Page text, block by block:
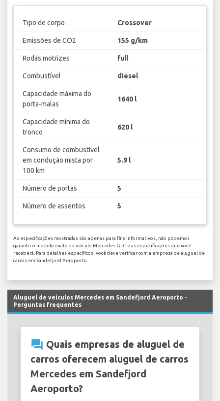
Tipo de corpo Crossover
Emissões de CO2 155 g/km
Rodas motrizes full
Combustível diesel
Capacidade máxima do
porta-malas
1640 l
Capacidade mínima do
tronco
620 l
Consumo de combustível
em condução mista por
100 km
5.9 l
Número de portas 5
Número de assentos 5
As especificações mostradas são apenas para fins informativos, não podemos
garantir o modelo exato do veículo Mercedes GLC e as especificações que você
receberá. Para detalhes específicos, você deve verificar com a empresa de aluguel de
carros em Sandefjord Aeroporto.
Aluguel de veículos Mercedes em Sandefjord Aeroporto -
Perguntas frequentes
question_answer Quais empresas de aluguel de
carros oferecem aluguel de carros
Mercedes em Sandefjord
Aeroporto?